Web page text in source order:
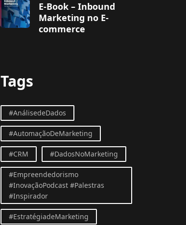
E-Book – Inbound
Marketing no E-
commerce
Tags
#AnálisedeDados
#AutomaçãoDeMarketing
#CRM #DadosNoMarketing
#Empreendedorismo
#InovaçãoPodcast #Palestras
#Inspirador
#EstratégiadeMarketing